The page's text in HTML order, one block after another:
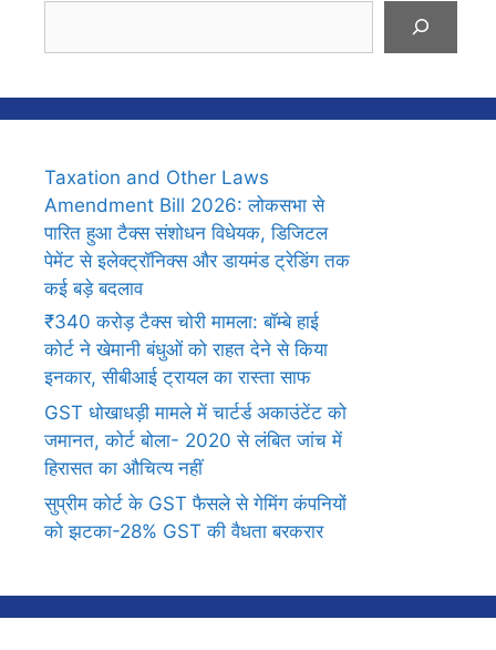
Taxation and Other Laws
Amendment Bill 2026: लोकसभा से
पारित हुआ टैक्स संशोधन विधेयक, डिजिटल
पेमेंट से इलेक्ट्रॉनिक्स और डायमंड ट्रेडिंग तक
कई बड़े बदलाव
₹340 करोड़ टैक्स चोरी मामला: बॉम्बे हाई
कोर्ट ने खेमानी बंधुओं को राहत देने से किया
इनकार, सीबीआई ट्रायल का रास्ता साफ
GST धोखाधड़ी मामले में चार्टर्ड अकाउंटेंट को
जमानत, कोर्ट बोला- 2020 से लंबित जांच में
हिरासत का औचित्य नहीं
सुप्रीम कोर्ट के GST फैसले से गेमिंग कंपनियों
को झटका-28% GST की वैधता बरकरार